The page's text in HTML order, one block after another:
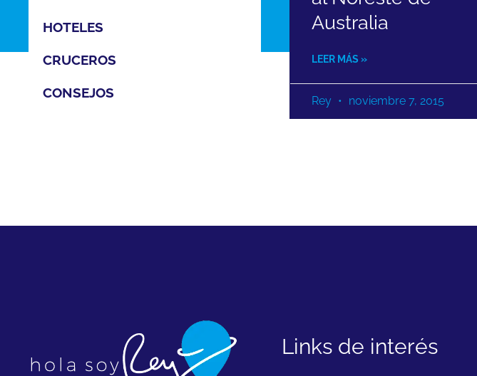
HOTELES
CRUCEROS
CONSEJOS
Australia
LEER MÁS »
Rey noviembre 7, 2015
Links de interés